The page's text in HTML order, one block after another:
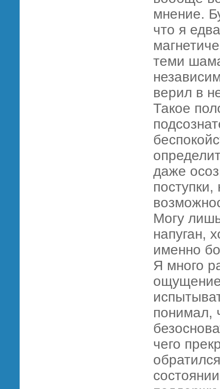
мнение.
что я
теми
верил в
Такое
даже
Могу
напуган,
именно
Я много
ощущение
понимал,
чего